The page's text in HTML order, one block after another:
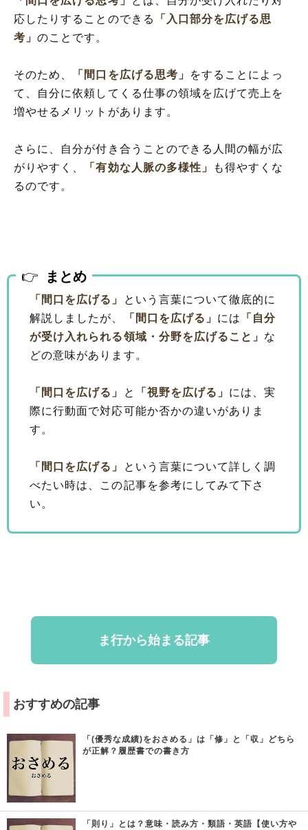
応したりすることのできる
「入口部分を広げる思
考」のことです。
そのため、 「間口を広げる思考」
をすることによっ
て、自分に依頼してくる仕事の領域を広げて売上を
増やせるメリットがあります。
さらに、自分が付き合うことのできる人間の幅が広
がりやすく、
「有効な人脈の多様性」
も得やすくな
るのです。
まとめ
「間口を広げる」
という言葉について徹底的に
解説しましたが、
「間口を広げる」 には
「自分
が受け入れられる領域・分野を広げること」 な
どの意味があります。
「間口を広げる」 と 「視野を広げる」 には、実
際に行動面で対応可能か否かの違いがありま
す。
「間口を広げる」
という言葉について詳しく調
べたい時は、この記事を参考にしてみて下さ
い。
ま行から始まる記事
おすすめの記事
「(優秀な成績)をおさめる」は「修」と「収」どちら
が正解？履歴書での書き方
「則り」とは？意味・読み方・類語・英語【使い方や